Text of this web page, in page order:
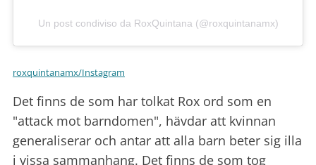
Un post condiviso da RoxQuintana (@roxquintanamx)
roxquintanamx/Instagram
Det finns de som har tolkat Rox ord som en
"attack mot barndomen", hävdar att kvinnan
generaliserar och antar att alla barn beter sig illa
i vissa sammanhang. Det finns de som tog